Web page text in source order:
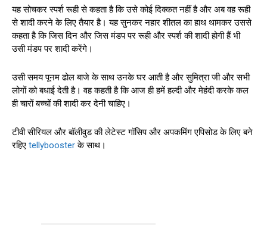
यह सोचकर स्पर्श रूही से कहता है कि उसे कोई दिक्कत नहीं है और अब वह रूही
से शादी करने के लिए तैयार है। यह सुनकर नहार शीतल का हाथ थामकर उससे
कहता है कि जिस दिन और जिस मंडप पर रूही और स्पर्श की शादी होगी हैं भी
उसी मंडप पर शादी करेंगे।
उसी समय पूनम ढोल बाजे के साथ उनके घर आती है और सुमित्रा जी और सभी
लोगों को बधाई देती है। वह कहती है कि आज ही हमें हल्दी और मेहंदी करके कल
ही चारों बच्चों की शादी कर देनी चाहिए।
टीवी सीरियल और बॉलीवुड की लेटेस्ट गॉसिप और अपकमिंग एपिसोड के लिए बने
रहिए tellyboosterके साथ।